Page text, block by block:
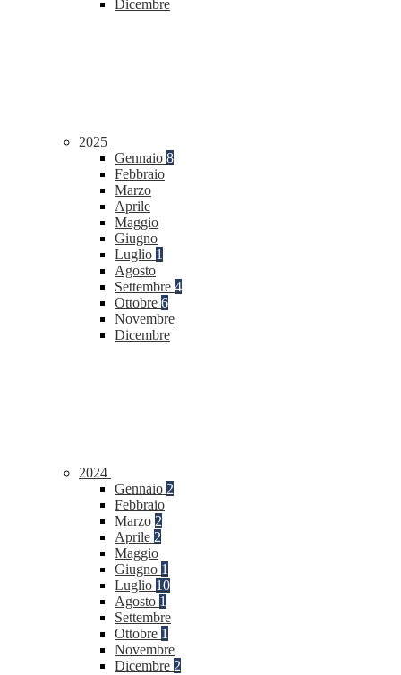
Dicembre
2025
Gennaio 8
Febbraio
Marzo
Aprile
Maggio
Giugno
Luglio 1
Agosto
Settembre 4
Ottobre 6
Novembre
Dicembre
2024
Gennaio 2
Febbraio
Marzo 2
Aprile 2
Maggio
Giugno 1
Luglio 10
Agosto 1
Settembre
Ottobre 1
Novembre
Dicembre 2